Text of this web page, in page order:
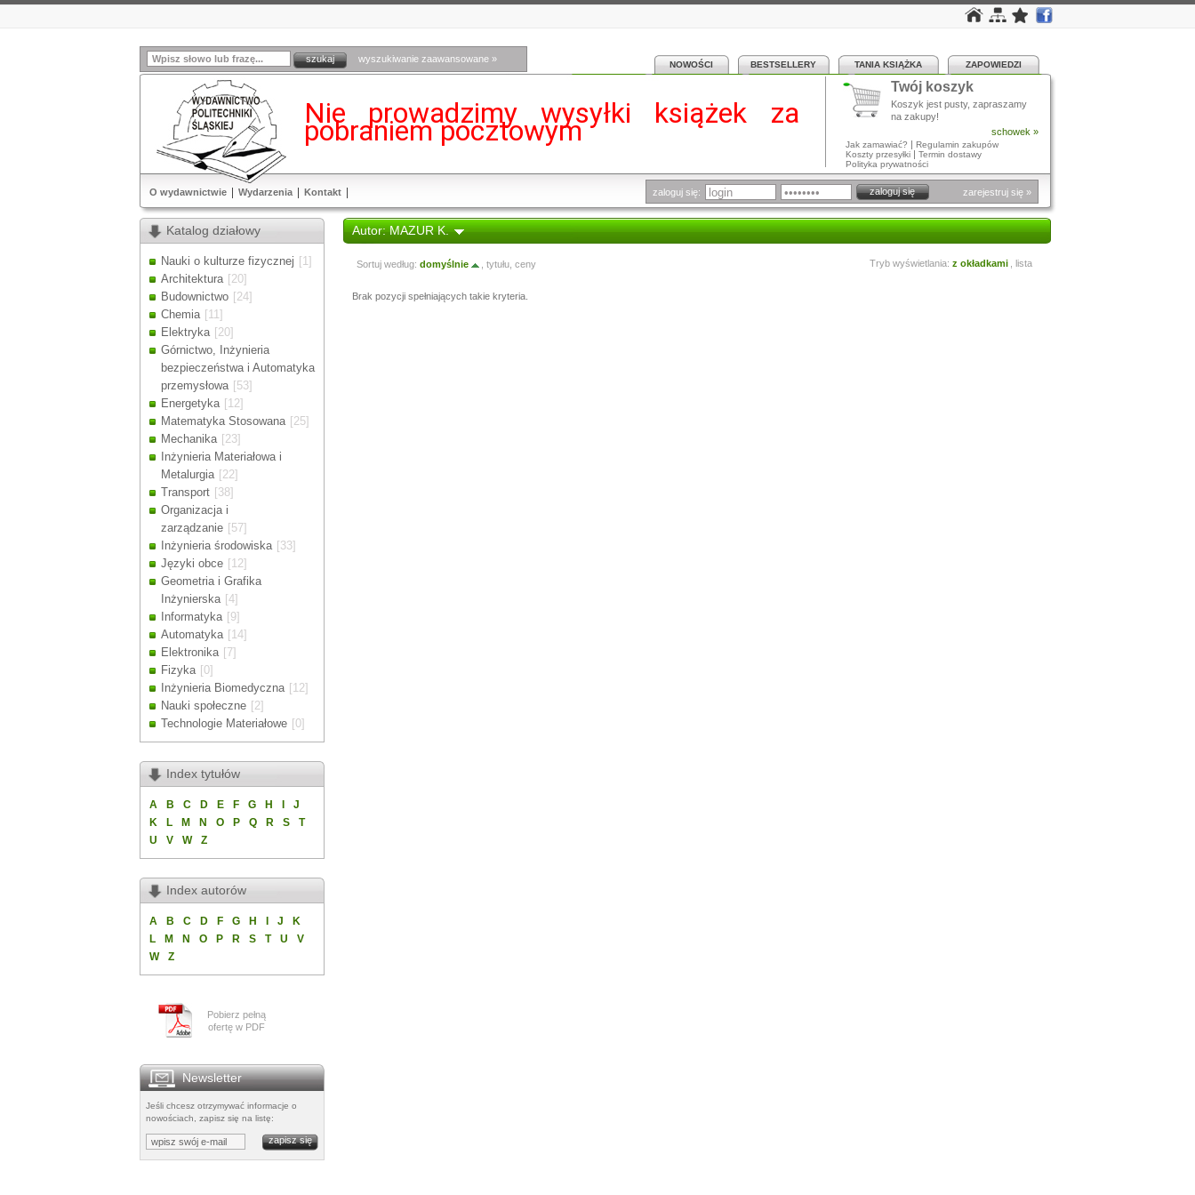
wyszukiwanie zaawansowane »
NOWOŚCI BESTSELLERY TANIA KSIĄŻKA ZAPOWIEDZI
Nie prowadzimy wysyłki książek za
pobraniem pocztowym
Drodzy Klienci!
Twój koszyk
Koszyk jest pusty, zapraszamy
na zakupy!
schowek »
Jak zamawiać? | Regulamin zakupów
Koszty przesyłki | Termin dostawy
Polityka prywatności
O wydawnictwie Wydarzenia Kontakt zaloguj się: zarejestruj się »
Katalog działowy
Nauki o kulturze fizycznej [1]
Architektura [20]
Budownictwo [24]
Chemia [11]
Elektryka [20]
Górnictwo, Inżynieria
bezpieczeństwa i Automatyka
przemysłowa [53]
Energetyka [12]
Matematyka Stosowana [25]
Mechanika [23]
Inżynieria Materiałowa i
Metalurgia [22]
Transport [38]
Organizacja i
zarządzanie [57]
Inżynieria środowiska [33]
Języki obce [12]
Geometria i Grafika
Inżynierska [4]
Informatyka [9]
Automatyka [14]
Elektronika [7]
Fizyka [0]
Inżynieria Biomedyczna [12]
Nauki społeczne [2]
Technologie Materiałowe [0]
Index tytułów
A B C D E F G H
J
K
L M N O P Q R S
T
U
V W Z
Index autorów
A B C D F G H J
K
L
M N O P R S T U
V
W
Z
Pobierz pełną
ofertę w PDF
Newsletter
Jeśli chcesz otrzymywać informacje o
nowościach, zapisz się na listę:
Autor: MAZUR K.
Sortuj według: domyślnie tytułu, ceny Tryb wyświetlania: z okładkami lista
Brak pozycji spełniających takie kryteria.